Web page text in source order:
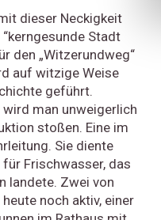
dieser Neckigkeit
Stadt
den „Witzerundweg“
auf witzige Weise
geführt.
man unweigerlich
stoßen. Eine im
Sie diente
Frischwasser, das
landete. Zwei von
noch aktiv, einer